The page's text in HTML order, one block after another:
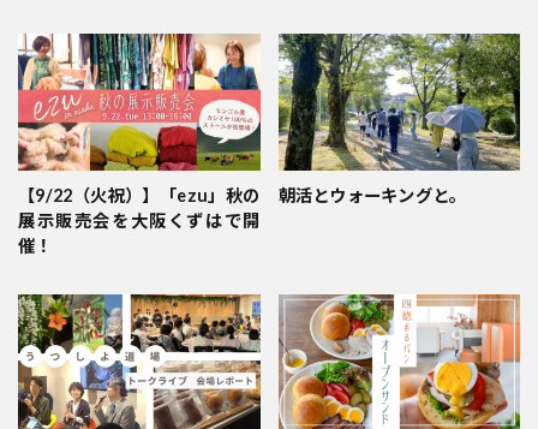
【9/22（火祝）】「ezu」秋の
展示販売会を大阪くずはで開
催！
朝活とウォーキングと。